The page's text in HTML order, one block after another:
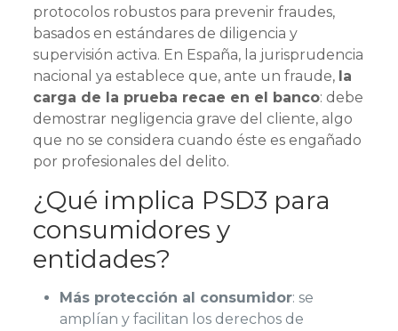
protocolos robustos para prevenir fraudes,
basados en estándares de diligencia y
supervisión activa. En España, la jurisprudencia
nacional ya establece que, ante un fraude, la
carga de la prueba recae en el banco: debe
demostrar negligencia grave del cliente, algo
que no se considera cuando éste es engañado
por profesionales del delito.
¿Qué implica PSD3 para
consumidores y
entidades?
Más protección al consumidor: se
amplían y facilitan los derechos de